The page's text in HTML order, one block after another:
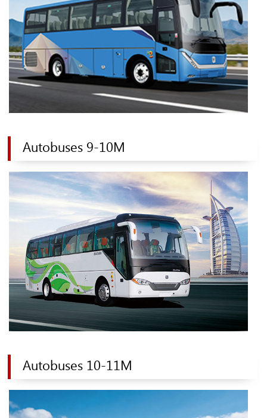
Autobuses 9-10M
Autobuses 10-11M